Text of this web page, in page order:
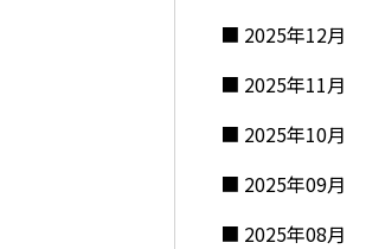
2025年12月
2025年11月
2025年10月
2025年09月
2025年08月